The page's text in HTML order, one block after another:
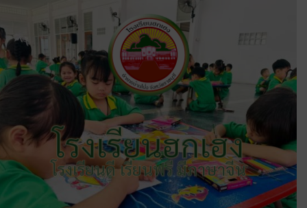
โรงเรียนฮกเฮง
โรงเรียนดี เรียนฟรี มีภาษาจีน